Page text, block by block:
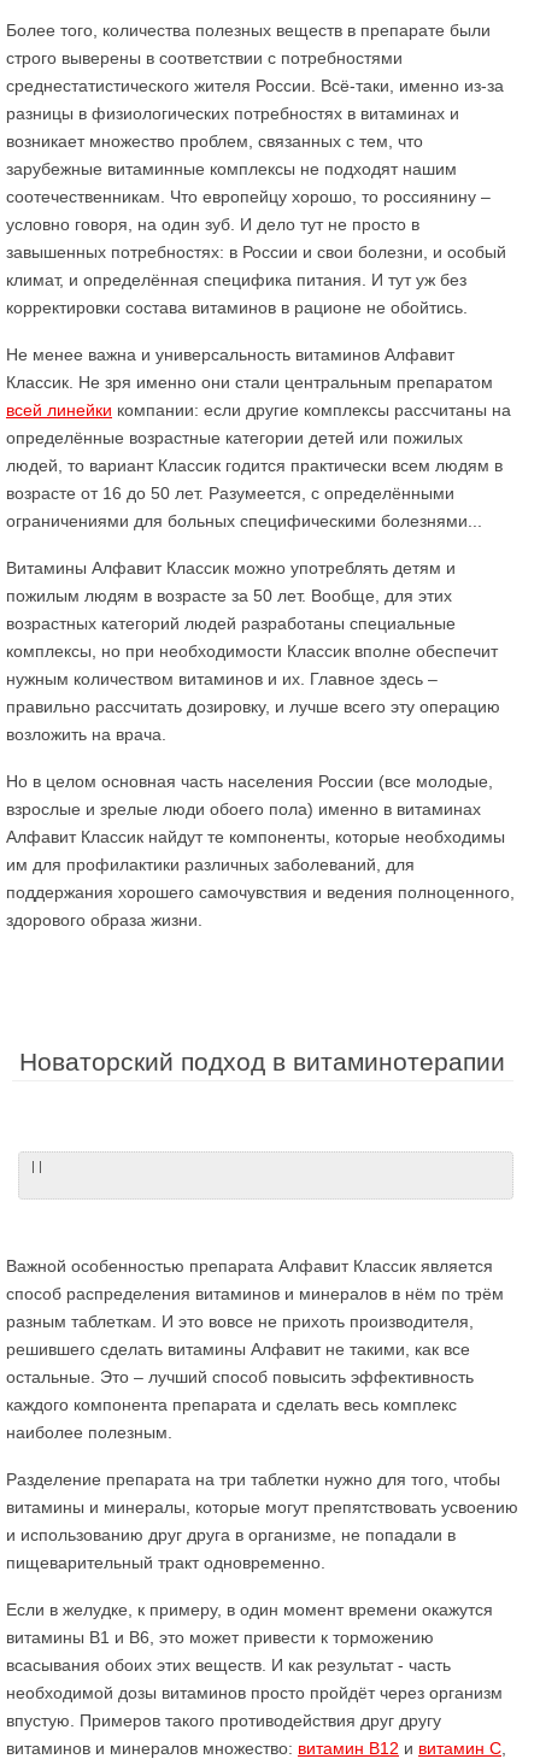
Более того, количества полезных веществ в препарате были
строго выверены в соответствии с потребностями
среднестатистического жителя России. Всё-таки, именно из-за
разницы в физиологических потребностях в витаминах и
возникает множество проблем, связанных с тем, что
зарубежные витаминные комплексы не подходят нашим
соотечественникам. Что европейцу хорошо, то россиянину –
условно говоря, на один зуб. И дело тут не просто в
завышенных потребностях: в России и свои болезни, и особый
климат, и определённая специфика питания. И тут уж без
корректировки состава витаминов в рационе не обойтись.
Не менее важна и универсальность витаминов Алфавит
Классик. Не зря именно они стали центральным препаратом
всей линейки компании: если другие комплексы рассчитаны на
определённые возрастные категории детей или пожилых
людей, то вариант Классик годится практически всем людям в
возрасте от 16 до 50 лет. Разумеется, с определёнными
ограничениями для больных специфическими болезнями...
Витамины Алфавит Классик можно употреблять детям и
пожилым людям в возрасте за 50 лет. Вообще, для этих
возрастных категорий людей разработаны специальные
комплексы, но при необходимости Классик вполне обеспечит
нужным количеством витаминов и их. Главное здесь –
правильно рассчитать дозировку, и лучше всего эту операцию
возложить на врача.
Но в целом основная часть населения России (все молодые,
взрослые и зрелые люди обоего пола) именно в витаминах
Алфавит Классик найдут те компоненты, которые необходимы
им для профилактики различных заболеваний, для
поддержания хорошего самочувствия и ведения полноценного,
здорового образа жизни.
Новаторский подход в витаминотерапии
| |
Важной особенностью препарата Алфавит Классик является
способ распределения витаминов и минералов в нём по трём
разным таблеткам. И это вовсе не прихоть производителя,
решившего сделать витамины Алфавит не такими, как все
остальные. Это – лучший способ повысить эффективность
каждого компонента препарата и сделать весь комплекс
наиболее полезным.
Разделение препарата на три таблетки нужно для того, чтобы
витамины и минералы, которые могут препятствовать усвоению
и использованию друг друга в организме, не попадали в
пищеварительный тракт одновременно.
Если в желудке, к примеру, в один момент времени окажутся
витамины В1 и В6, это может привести к торможению
всасывания обоих этих веществ. И как результат - часть
необходимой дозы витаминов просто пройдёт через организм
впустую. Примеров такого противодействия друг другу
витаминов и минералов множество: витамин В12 и витамин С